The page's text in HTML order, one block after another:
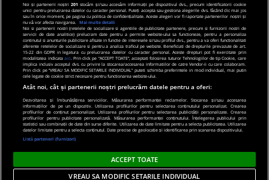
© 2019 PRO TV S.R.L |Politica de Cookie|Politica
de confidentialitate
Noi și partenerii noștri201 stocăm și/sau accesăm informații pe dispozitivul dvs., precum identificatorii cookie
unici pentru prelucrarea datelor cu caracter personal. Puteți accepta sau gestiona alegerile dvs. făcând clic mai jos
sau în orice moment, pe pagina cu politica de confidențialitate. Aceste alegeri vor fi raportate partenerilor noștri și
nu vă vor afecta navigarea.
Mai multe detalii
Noi si partenerii nostri (retelele de socializare si agentiile de publicitate partenere, precum si furnizorii nostri de
servicii de date analitice) prelucram date pentru a permite website-ului sa functioneze, pentru a personaliza
continutul si anunturile publicitare afisate in functie de interesele si/sau profilul dvs., pentru a va oferi functionalitati
aferente retelelor de socializare si pentru a analiza traficul pe website. Beneficiati de drepturile prevazute de art.
15-22 din GDPR in legatura cu prelucrarea datelor cu caracter personal. Aceste drepturi pot fi exercitate prin
modalitatea indicata aici. Prin click pe “ACCEPT TOATE”, acceptati folosirea tuturor Tehnologiilor de tip Cookie, care
implica inclusiv acceptul dvs. cu privire la stocarea/accesarea informatiilor de catre Vendor-ii cu care colaboram.
Prin click pe “VREAU SA MODIFIC SETARILE INDIVIDUAL” puteti schimba preferintele in mod individual, mai putin
cele legate de cookie strict necesare pentru functionarea website-ului.
Atât noi, cât și partenerii noștri prelucrăm datele pentru a oferi:
Dezvoltarea și îmbunătățirea serviciilor. Măsurarea performanței reclamelor. Stocarea și/sau accesarea
informațiilor de pe un dispozitiv. Utilizarea profilurilor pentru selectarea conținutului personalizat. Crearea
profilurilor de conținut personalizat. Utilizarea profilurilor pentru selectarea publicității personalizate. Crearea
profilurilor pentru publicitate personalizată. Măsurarea performanței conținutului. Înțelegerea publicului prin
statistici sau combinații de date din surse diferite. Utilizarea de date limitate pentru a selecta publicitatea. Utilizarea
datelor limitate pentru a selecta conținutul. Date precise de geolocație și identificarea prin scanarea dispozitivului.
Listă parteneri (furnizori)
ACCEPT TOATE
VREAU SA MODIFIC SETARILE INDIVIDUAL